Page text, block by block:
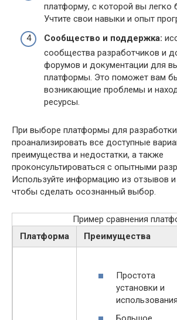
платформу, с которой вы легко
Учтите свои навыки и опыт
Сообщество и поддержка:
сообщества разработчиков и
форумов и документации для
платформы. Это поможет вам
возникающие проблемы и
ресурсы.
При выборе платформы для
проанализировать все доступные
преимущества и недостатки, а также
проконсультироваться с опытными
Используйте информацию из отзывов
чтобы сделать осознанный выбор.
Пример сравнения
Платформа
Преимущества
Простота
установки и